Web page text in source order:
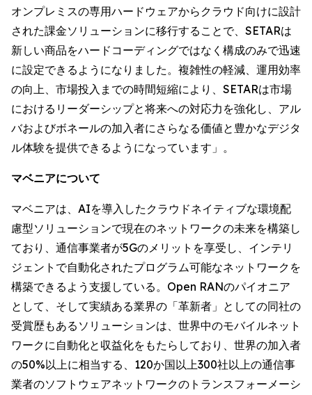
オンプレミスの専用ハードウェアからクラウド向けに設計
された課金ソリューションに移行することで、SETARは
新しい商品をハードコーディングではなく構成のみで迅速
に設定できるようになりました。複雑性の軽減、運用効率
の向上、市場投入までの時間短縮により、SETARは市場
におけるリーダーシップと将来への対応力を強化し、アル
バおよびボネールの加入者にさらなる価値と豊かなデジタ
ル体験を提供できるようになっています」。
マベニアについて
マベニアは、AIを導入したクラウドネイティブな環境配
慮型ソリューションで現在のネットワークの未来を構築し
ており、通信事業者が5Gのメリットを享受し、インテリ
ジェントで自動化されたプログラム可能なネットワークを
構築できるよう支援している。Open RANのパイオニア
として、そして実績ある業界の「革新者」としての同社の
受賞歴もあるソリューションは、世界中のモバイルネット
ワークに自動化と収益化をもたらしており、世界の加入者
の50%以上に相当する、120か国以上300社以上の通信事
業者のソフトウェアネットワークのトランスフォーメーシ